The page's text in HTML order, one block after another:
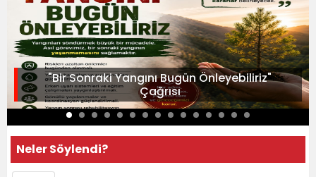
"Bir Sonraki Yangını Bugün Önleyebiliriz"
Çağrısı
Neler Söylendi?